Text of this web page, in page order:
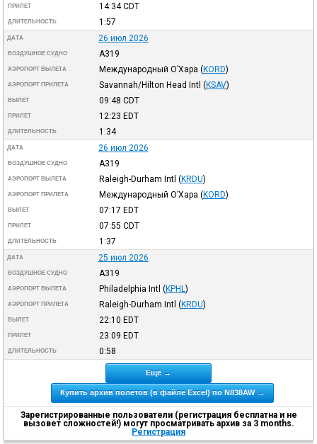
ПРИЛЕТ 14:34CDT
ДЛИТЕЛЬНОСТЬ 1:57
ДАТА 26 июл 2026
ВОЗДУШНОЕ СУДНО A319
АЭРОПОРТ ВЫЛЕТА Международный О’Хара (KORD)
АЭРОПОРТ ПРИЛЕТА Savannah/Hilton Head Intl (KSAV)
ВЫЛЕТ 09:48 CDT
ПРИЛЕТ 12:23 EDT
ДЛИТЕЛЬНОСТЬ 1:34
ДАТА 26 июл 2026
ВОЗДУШНОЕ СУДНО A319
АЭРОПОРТ ВЫЛЕТА Raleigh-Durham Intl (KRDU)
АЭРОПОРТ ПРИЛЕТА Международный О’Хара (KORD)
ВЫЛЕТ 07:17 EDT
ПРИЛЕТ 07:55 CDT
ДЛИТЕЛЬНОСТЬ 1:37
ДАТА 25 июл 2026
ВОЗДУШНОЕ СУДНО A319
АЭРОПОРТ ВЫЛЕТА Philadelphia Intl (KPHL )
АЭРОПОРТ ПРИЛЕТА Raleigh-Durham Intl (KRDU)
ВЫЛЕТ 22:10 EDT
ПРИЛЕТ 23:09 EDT
ДЛИТЕЛЬНОСТЬ 0:58
Ещё →
Купить архив полетов (в файле Excel) по N838AW →
Зарегистрированные пользователи (регистрация бесплатна и не
вызовет сложностей!) могут просматривать архив за 3 months.
Регистрация